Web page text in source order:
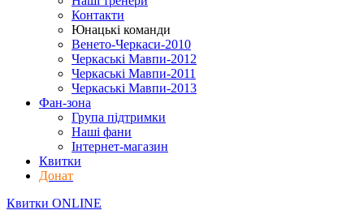
Контакти
Юнацькі команди
Венето-Черкаси-2010
Черкаські Мавпи-2012
Черкаські Мавпи-2011
Черкаські Мавпи-2013
Фан-зона
Група підтримки
Наші фани
Інтернет-магазин
Квитки
Донат
Квитки ONLINE